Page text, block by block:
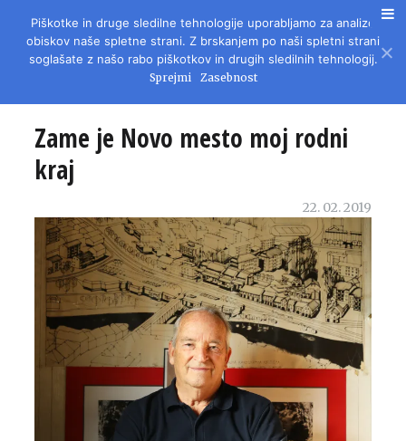
REVIJA ZA LITERATURO, KULTURO IN DRUŽBENA VPRAŠANJA
Zame je Novo mesto moj rodni
kraj
22. 02. 2019
Piškotke in druge sledilne tehnologije uporabljamo za analizo
obiskov naše spletne strani. Z brskanjem po naši spletni strani
soglašate z našo rabo piškotkov in drugih sledilnih tehnologij.
Sprejmi Zasebnost